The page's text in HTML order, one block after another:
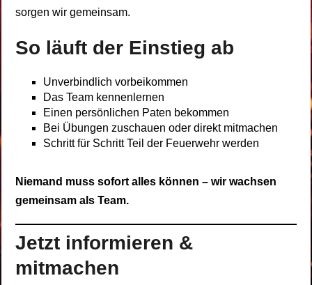
sorgen wir gemeinsam.
So läuft der Einstieg ab
Unverbindlich vorbeikommen
Das Team kennenlernen
Einen persönlichen Paten bekommen
Bei Übungen zuschauen oder direkt mitmachen
Schritt für Schritt Teil der Feuerwehr werden
Niemand muss sofort alles können – wir wachsen
gemeinsam als Team.
Jetzt informieren &
mitmachen